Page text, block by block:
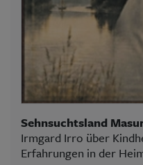
Sehnsuchtsland
Irmgard Irro über
Erfahrungen in der